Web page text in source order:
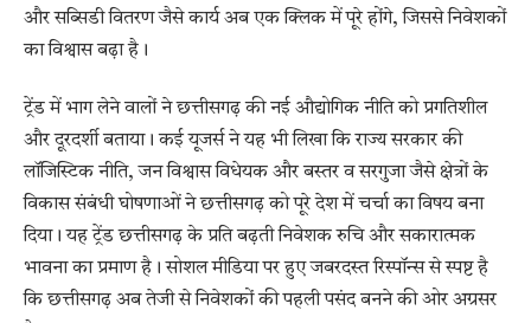
और सब्सिडी वितरण जैसे कार्य अब एक क्लिक में पूरे होंगे, जिससे निवेशकों
का विश्वास बढ़ा है।
ट्रेंड में भाग लेने वालों ने छत्तीसगढ़ की नई औद्योगिक नीति को प्रगतिशील
और दूरदर्शी बताया। कई यूजर्स ने यह भी लिखा कि राज्य सरकार की
लॉजिस्टिक नीति, जन विश्वास विधेयक और बस्तर व सरगुजा जैसे क्षेत्रों के
विकास संबंधी घोषणाओं ने छत्तीसगढ़ को पूरे देश में चर्चा का विषय बना
दिया। यह ट्रेंड छत्तीसगढ़ के प्रति बढ़ती निवेशक रुचि और सकारात्मक
भावना का प्रमाण है। सोशल मीडिया पर हुए जबरदस्त रिस्पॉन्स से स्पष्ट है
कि छत्तीसगढ़ अब तेजी से निवेशकों की पहली पसंद बनने की ओर अग्रसर